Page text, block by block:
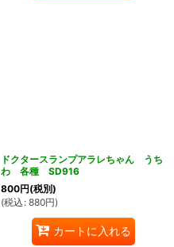
ドクタースランプアラレちゃん うち
わ 各種 SD916
800円(税別)
(税込 : 880円)
カートに入れる